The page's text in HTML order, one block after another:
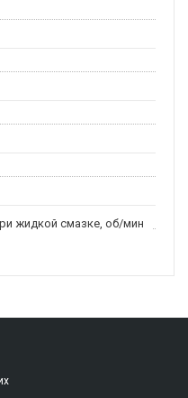
жидкой смазке, об/мин